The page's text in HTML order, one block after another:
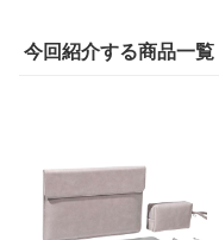
今回紹介する商品一覧